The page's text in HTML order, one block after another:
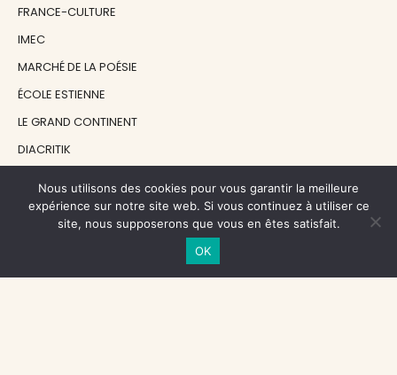
FRANCE-CULTURE
IMEC
MARCHÉ DE LA POÉSIE
ÉCOLE ESTIENNE
LE GRAND CONTINENT
DIACRITIK
NOS SOUTIENS
CENTRE NATIONAL DU LIVRE
Nous utilisons des cookies pour vous garantir la meilleure
expérience sur notre site web. Si vous continuez à utiliser ce
site, nous supposerons que vous en êtes satisfait.
OK